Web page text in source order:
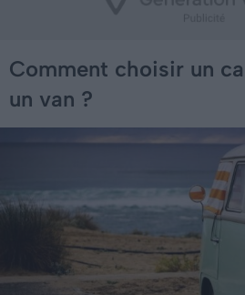
Comment choisir un
un van ?